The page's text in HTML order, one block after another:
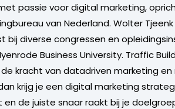
passie voor digital marketing,
van Nederland. Wolter
bij diverse congressen en
Business University. Traffic
kracht van datadriven marketing
krijg je een digital marketing
de juiste snaar raakt bij je